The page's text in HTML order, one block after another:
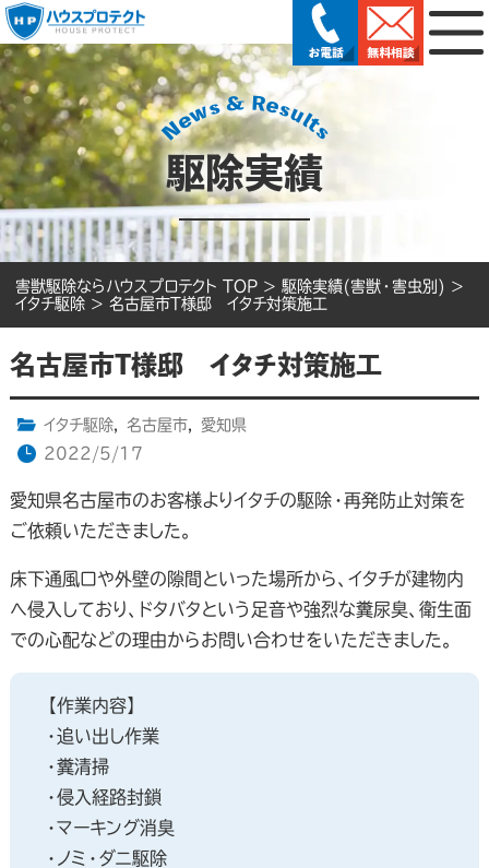
駆除実績
害獣駆除ならハウスプロテクト TOP > 駆除実績(害獣・害虫別) >
イタチ駆除 > 名古屋市T様邸 イタチ対策施工
名古屋市T様邸 イタチ対策施工
イタチ駆除, 名古屋市,
愛知県
2022/5/17
愛知県名古屋市のお客様よりイタチの駆除・再発防止対策を
ご依頼いただきました。
床下通風口や外壁の隙間といった場所から、イタチが建物内
へ侵入しており、ドタバタという足音や強烈な糞尿臭、衛生面
での心配などの理由からお問い合わせをいただきました。
【作業内容】
・追い出し作業
・糞清掃
・侵入経路封鎖
・マーキング消臭
・ノミ・ダニ駆除